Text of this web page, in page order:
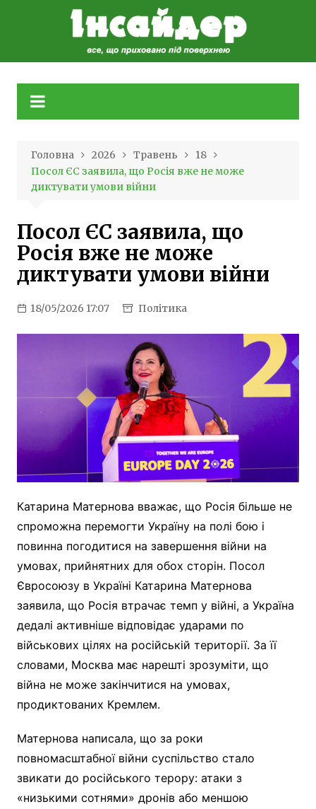
Головна 2026 Травень
18
Посол ЄС заявила, що Росія вже не може
диктувати умови війни
Посол ЄС заявила, що
Росія вже не може
диктувати умови війни
18/05/2026 17:07 Політика
Катарина Матернова вважає, що Росія більше не
спроможна перемогти Україну на полі бою і
повинна погодитися на завершення війни на
умовах, прийнятних для обох сторін. Посол
Євросоюзу в Україні Катарина Матернова
заявила, що Росія втрачає темп у війні, а Україна
дедалі активніше відповідає ударами по
військових цілях на російській території. За її
словами, Москва має нарешті зрозуміти, що
війна не може закінчитися на умовах,
продиктованих Кремлем.
Матернова написала, що за роки
повномасштабної війни суспільство стало
звикати до російського терору: атаки з
«низькими сотнями» дронів або меншою